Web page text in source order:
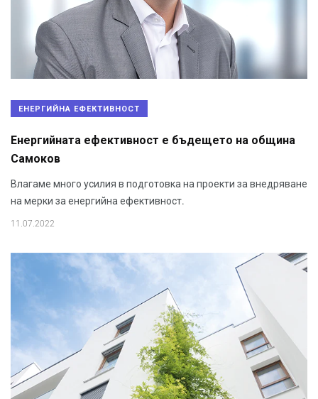
ЕНЕРГИЙНА ЕФЕКТИВНОСТ
Енергийната ефективност е бъдещето на община
Самоков
Влагаме много усилия в подготовка на проекти за внедряване
на мерки за енергийна ефективност.
11.07.2022